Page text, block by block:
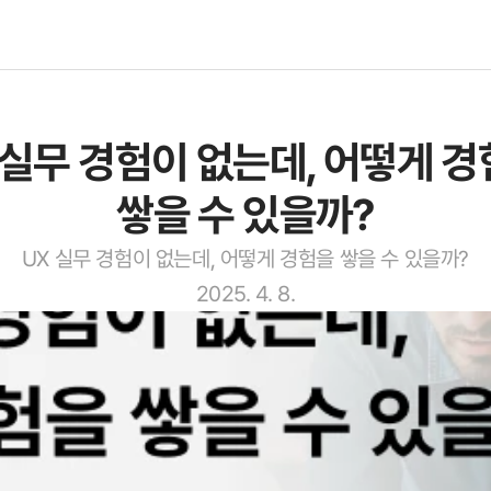
세상의 UX
🔮 신비한 UX 레퍼런스 사전
유저스푼 바로가기
도입 문의
무 경험이 없는데, 어떻게 경
쌓을 수 있을까?
UX 실무 경험이 없는데, 어떻게 경험을 쌓을 수 있을까?
2025. 4. 8.